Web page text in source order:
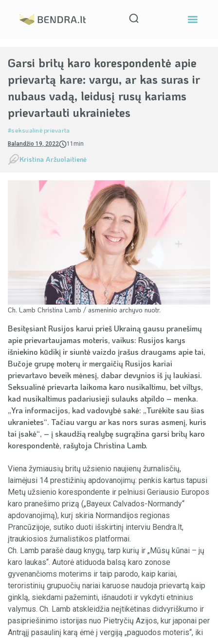
Garsi britų karo korespondentė apie
prievartą kare: vargu, ar kas suras ir
nubaus vadą, leidusį rusų kariams
prievartauti ukrainietes
#seksualinė prievarta
Balandžio 19, 2022 11min
Kristina Aržuolaitienė
Besitęsiant Rusijos karui prieš Ukrainą gausu pranešimų
apie prievartaujamas moteris, vaikus: Rusijos karys
išniekino kūdikį ir siuntė vaizdo įrašus draugams apie tai,
Bučoje grupę moterų ir mergaičių Rusijos kariai
prievartavo beveik mėnesį, dabar devynios iš jų laukiasi.
Seksualinė prievarta laikoma karo nusikaltimu, bet viltys,
kad nusikaltimus padariusieji sulauks atpildo – menka.
„Yra informacijos, kad vadovybė sakė: „Turėkite sau šias
ukranietes“. Tačiau vargu ar kas nors suras asmenį, kuris
tai įsakė“, – į skaudžią realybę sugrąžina garsi britų karo
korespondentė, rašytoja Christina Lamb.
Ch. Lamb Christina Lamb / asmeninio archyvo nuotr.
Viena žymiausių britų užsienio naujienų žurnalisčių,
laimėjusi 14 prestižinių apdovanojimų: penkis kartus tapusi
Metų užsienio korespondente ir pelniusi Geriausio Europos
karo pranešimo prizą („Bayeux Calvados-Normandy“
apdovanojimą), kurį skiria Normandijos regionas
Prancūzijoje, sutiko duoti išskirtinį interviu Bendra.lt,
įtraukiosios žurnalistikos platformai.
Ch. Lamb parašė daug knygų, tarp kurių ir „Mūsų kūnai – jų
karo laukas“. Autorė atiduoda balsą karo zonose
gyvenančioms moterims ir taip parodo, kaip kariai,
teroristinių grupuočių nariai karuose naudoja prievartą kaip
ginklą, siekdami pažeminti, išnaudoti ir vykdyti etninius
valymus. Ch. Lamb atskleidžia neįtikėtinas didvyriškumo ir
pasipriešinimo istorijas nuo Pietryčių Azijos, kur japonai per
Antrąjį pasaulinį karą ėmė į vergiją „paguodos moteris“, iki